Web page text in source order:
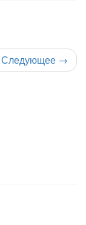
Следующее →